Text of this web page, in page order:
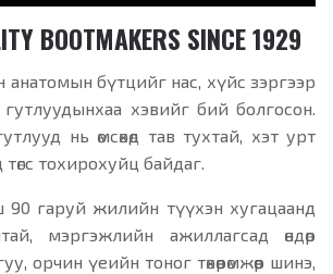
BOOTMAKERS SINCE 1929
анатомын бүтцийг нас, хүйс зэргээр
хэвийг бий болгосон.
нь өмсөхөд тав тухтай, хэт урт
төгс тохирохуйц байдаг.
90 гаруй жилийн түүхэн хугацаанд
мэргэжлийн ажиллагсад өндөр
орчин үеийн тоног төхөөрөмжөөр шинэ,